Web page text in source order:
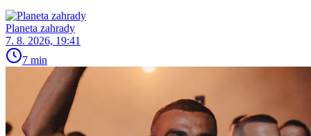
Planeta zahrady
7. 8. 2026, 19:41
7 min